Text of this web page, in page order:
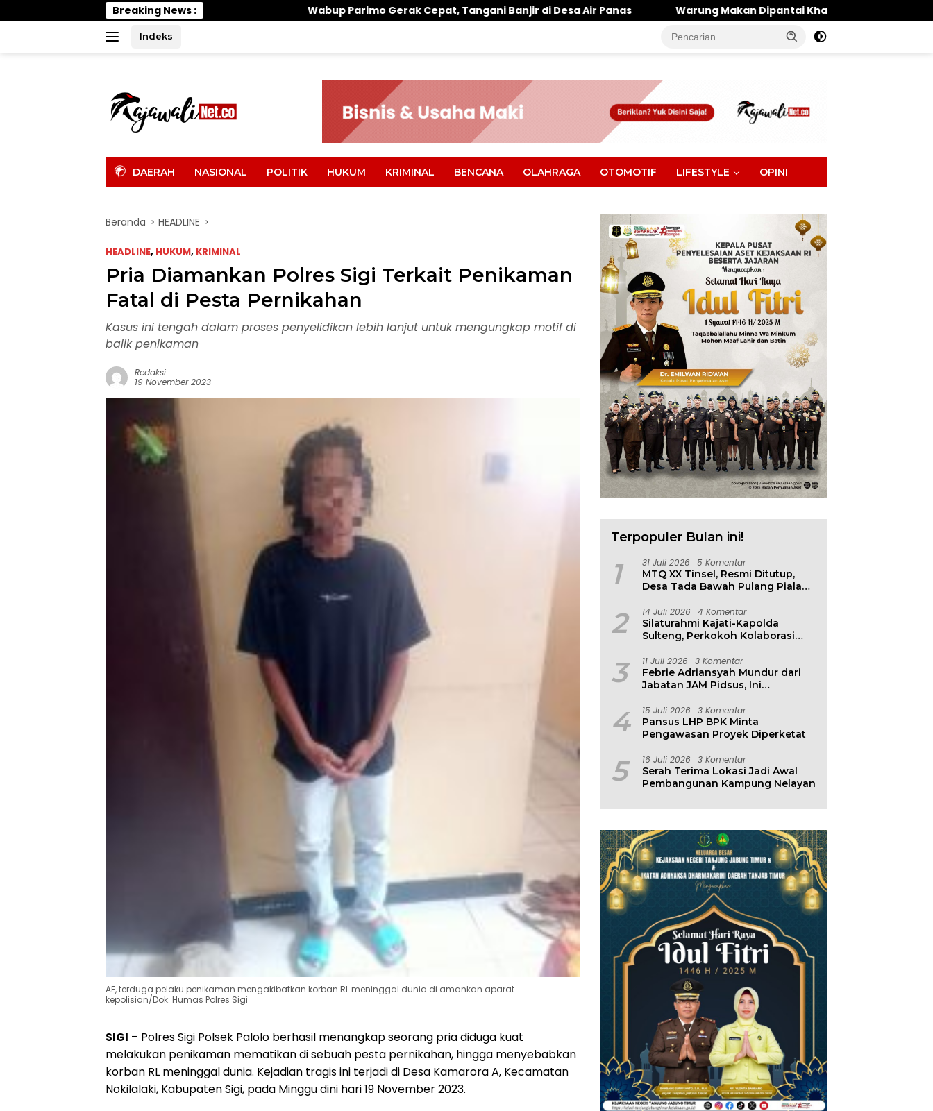
ke
Breaking News :Wabup Parimo Gerak Cepat, Tangani Banjir di Desa Air Panas Warung Makan Dipantai Khatulistiwa Hangus Terbakar, Kerugian
Indeks
DAERAH NASIONAL POLITIK HUKUM KRIMINAL BENCANA OLAHRAGA OTOMOTIF LIFESTYLE OPINI
Beranda HEADLINE
HEADLINE, HUKUM, KRIMINAL
Pria Diamankan Polres Sigi Terkait Penikaman
Fatal di Pesta Pernikahan
Kasus ini tengah dalam proses penyelidikan lebih lanjut untuk mengungkap motif di
balik penikaman
Redaksi
19 November 2023
AF, terduga pelaku penikaman mengakibatkan korban RL meninggal dunia di amankan aparat
kepolisian/Dok: Humas Polres Sigi
SIGI – Polres Sigi Polsek Palolo berhasil menangkap seorang pria diduga kuat
melakukan penikaman mematikan di sebuah pesta pernikahan, hingga menyebabkan
korban RL meninggal dunia. Kejadian tragis ini terjadi di Desa Kamarora A, Kecamatan
Nokilalaki, Kabupaten Sigi, pada Minggu dini hari 19 November 2023.
Terpopuler Bulan ini!
1 31 Juli 2026 5 Komentar
MTQ XX Tinsel, Resmi Ditutup,
Desa Tada Bawah Pulang Piala
2 14 Juli 2026 4 Komentar
Silaturahmi Kajati-Kapolda
Sulteng, Perkokoh Kolaborasi
3 11 Juli 2026 3 Komentar
Febrie Adriansyah Mundur dari
Jabatan JAM Pidsus, Ini
4 15 Juli 2026 3 Komentar
Pansus LHP BPK Minta
Pengawasan Proyek Diperketat
5 16 Juli 2026 3 Komentar
Serah Terima Lokasi Jadi Awal
Pembangunan Kampung Nelayan